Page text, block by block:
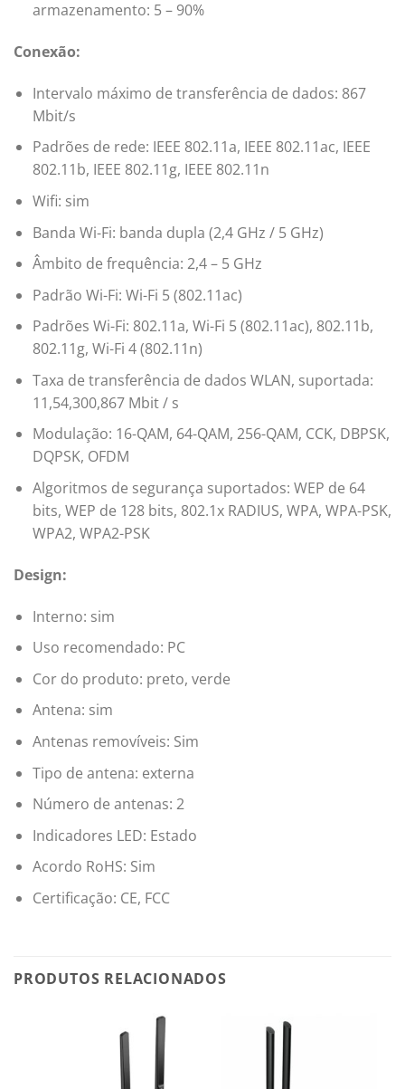
armazenamento: 5 – 90%
Conexão:
Intervalo máximo de transferência de dados: 867
Mbit/s
Padrões de rede: IEEE 802.11a, IEEE 802.11ac, IEEE
802.11b, IEEE 802.11g, IEEE 802.11n
Wifi: sim
Banda Wi-Fi: banda dupla (2,4 GHz / 5 GHz)
Âmbito de frequência: 2,4 – 5 GHz
Padrão Wi-Fi: Wi-Fi 5 (802.11ac)
Padrões Wi-Fi: 802.11a, Wi-Fi 5 (802.11ac), 802.11b,
802.11g, Wi-Fi 4 (802.11n)
Taxa de transferência de dados WLAN, suportada:
11,54,300,867 Mbit / s
Modulação: 16-QAM, 64-QAM, 256-QAM, CCK, DBPSK,
DQPSK, OFDM
Algoritmos de segurança suportados: WEP de 64
bits, WEP de 128 bits, 802.1x RADIUS, WPA, WPA-PSK,
WPA2, WPA2-PSK
Design:
Interno: sim
Uso recomendado: PC
Cor do produto: preto, verde
Antena: sim
Antenas removíveis: Sim
Tipo de antena: externa
Número de antenas: 2
Indicadores LED: Estado
Acordo RoHS: Sim
Certificação: CE, FCC
PRODUTOS RELACIONADOS